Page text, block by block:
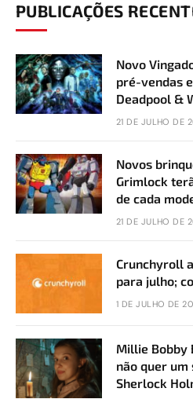
PUBLICAÇÕES
Novo
pré-vendas
Deadpool &
21 DE JULHO DE
Novos
Grimlock
de cada
21 DE JULHO DE
Crunchyroll
para julho;
1 DE JULHO DE
Millie Bobby
não quer
Sherlock